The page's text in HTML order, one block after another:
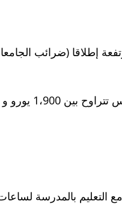
إطلاقا (ضرائب
يورو وفق الجامعة.
التعليم بالمدرسة